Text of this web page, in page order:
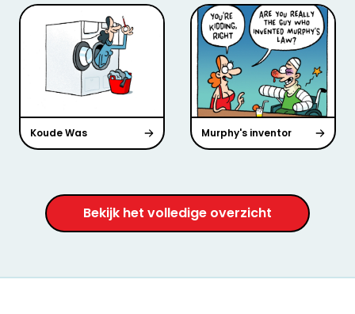
Koude Was Murphy's inventor
Bekijk het volledige overzicht